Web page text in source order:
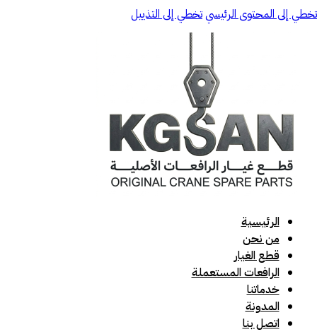
تخطي إلى المحتوى الرئيسيتخطي إلى التذييل
الرئيسية
من نحن
قطع الغيار
الرافعات المستعملة
خدماتنا
المدونة
اتصل بنا